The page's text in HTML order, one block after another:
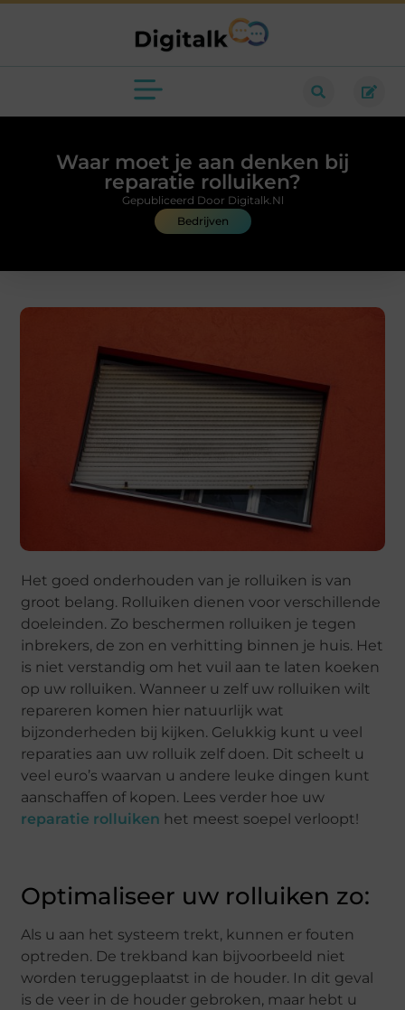
Waar moet je aan denken bij
reparatie rolluiken?
Bedrijven
Gepubliceerd Door Digitalk.nl
Het goed onderhouden van je rolluiken is van
groot belang. Rolluiken dienen voor verschillende
doeleinden. Zo beschermen rolluiken je tegen
inbrekers, de zon en verhitting binnen je huis. Het
is niet verstandig om het vuil aan te laten koeken
op uw rolluiken. Wanneer u zelf uw rolluiken wilt
repareren komen hier natuurlijk wat
bijzonderheden bij kijken. Gelukkig kunt u veel
reparaties aan uw rolluik zelf doen. Dit scheelt u
veel euro’s waarvan u andere leuke dingen kunt
aanschaffen of kopen. Lees verder hoe uw
reparatie rolluiken het meest soepel verloopt!
Optimaliseer uw rolluiken zo:
Als u aan het systeem trekt, kunnen er fouten
optreden. De trekband kan bijvoorbeeld niet
worden teruggeplaatst in de houder. In dit geval
is de veer in de houder gebroken, maar hebt u